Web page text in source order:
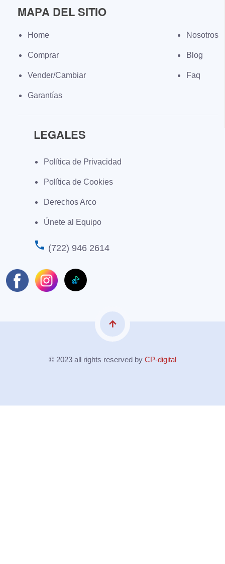
MAPA DEL SITIO
Home
Comprar
Vender/Cambiar
Garantías
Nosotros
Blog
Faq
LEGALES
Política de Privacidad
Política de Cookies
Derechos Arco
Únete al Equipo
phone (722) 946 2614
© 2023 all rights reserved by CP-digital
arrow_upward